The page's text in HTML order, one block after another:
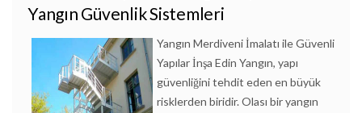
Yangın Güvenlik Sistemleri
Yangın Merdiveni İmalatı ile Güvenli
Yapılar İnşa Edin Yangın, yapı
güvenliğini tehdit eden en büyük
risklerden biridir. Olası bir yangın